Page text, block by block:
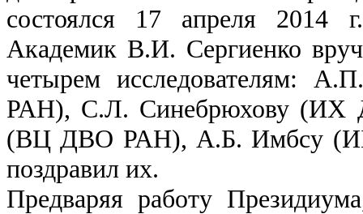
состоялся 17 апреля 2014
Академик В.И. Сергиенко
четырем исследователям:
РАН), С.Л. Синебрюхову (ИХ
(ВЦ ДВО РАН), А.Б. Имбсу
поздравил их.
Предваряя работу